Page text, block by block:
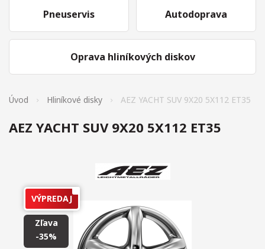
Pneuservis
Oprava hliníkových diskov
Autodoprava
Úvod Hliníkové disky AEZ YACHT SUV 9X20 5X112 ET35
AEZ YACHT SUV 9X20 5X112 ET35
VÝPREDAJ
Zľava
-35%